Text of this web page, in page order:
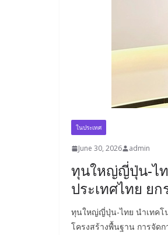
ในประเทศ
June 30, 2026 admin
ทุนใหญ่ญี่ปุ่น-ไท
ประเทศไทย ย
ทุนใหญ่ญี่ปุ่น-ไทย นำเทคโน
โครงสร้างพื้นฐาน การจัด